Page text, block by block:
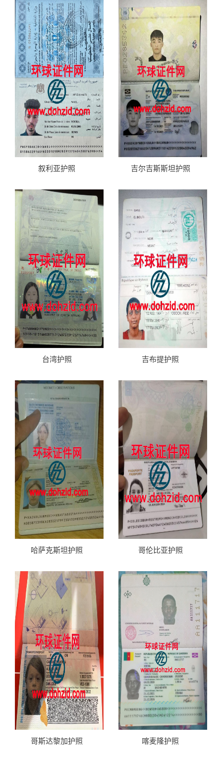
叙利亚护照 吉尔吉斯斯坦护照
台湾护照 吉布提护照
哈萨克斯坦护照 哥伦比亚护照
哥斯达黎加护照 喀麦隆护照